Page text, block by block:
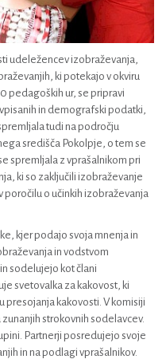
udeležencev izobraževanja,
ki potekajo v okviru
pedagoških ur, se pripravi
in demografski podatki,
tudi na področju
središča Pokolpje, o tem se
spremljala z vprašalnikom pri
ki so zaključili izobraževanje
o učinkih izobraževanja
kjer podajo svoja mnenja in
in vodstvom
sodelujejo kot člani
svetovalka za kakovost, ki
kakovosti. V komisiji
strokovnih sodelavcev.
Partnerji posredujejo svoje
in na podlagi vprašalnikov.